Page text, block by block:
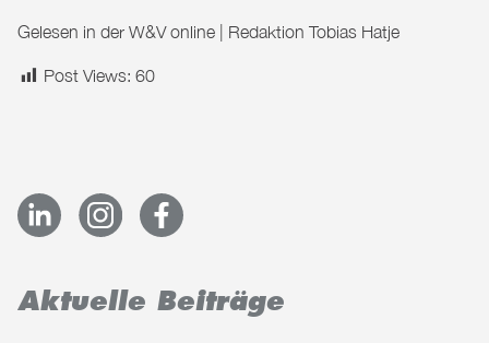
Gelesen in der W&V online | Redaktion Tobias Hatje
Post Views: 60
Aktuelle Beiträge